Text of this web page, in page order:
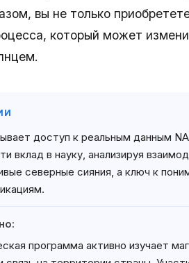
вы не только
который может
доступ к реальным данным
вклад в науку, анализируя
северные сияния, а ключ к
программа активно изучает